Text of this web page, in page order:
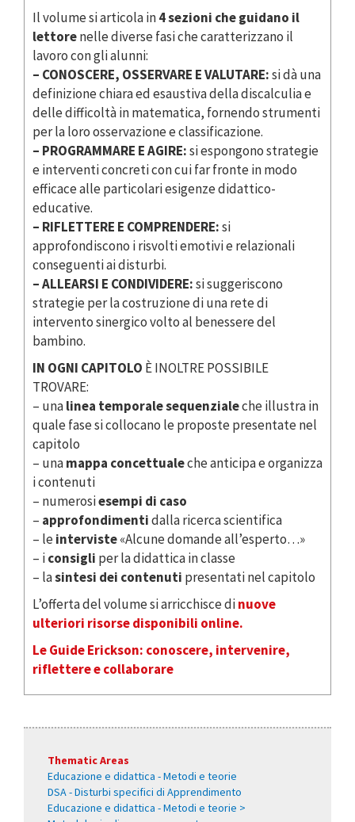
Il volume si articola in4 sezioni che guidano il
lettorenelle diverse fasi che caratterizzano il
lavoro con gli alunni:
– CONOSCERE, OSSERVARE E VALUTARE:si dà una
definizione chiara ed esaustiva della discalculia e
delle difficoltà in matematica, fornendo strumenti
per la loro osservazione e classificazione.
– PROGRAMMARE E AGIRE:si espongono strategie
e interventi concreti con cui far fronte in modo
efficace alle particolari esigenze didattico-
educative.
– RIFLETTERE E COMPRENDERE:si
approfondiscono i risvolti emotivi e relazionali
conseguenti ai disturbi.
– ALLEARSI E CONDIVIDERE:si suggeriscono
strategie per la costruzione di una rete di
intervento sinergico volto al benessere del
bambino.
IN OGNI CAPITOLO È INOLTRE POSSIBILE
TROVARE:
– unalinea temporale sequenzialeche illustra in
quale fase si collocano le proposte presentate nel
capitolo
– unamappa concettualeche anticipa e organizza
i contenuti
– numerosiesempi di caso
– approfondimentidalla ricerca scientifica
– leinterviste«Alcune domande all’esperto…»
– iconsigli per la didattica in classe
– lasintesi dei contenuti presentati nel capitolo
L’offerta del volume si arricchisce dinuove
ulteriori risorse disponibili online.
Le Guide Erickson: conoscere, intervenire,
riflettere e collaborare
Thematic Areas
Educazione e didattica - Metodi e teorie
DSA - Disturbi specifici di Apprendimento
Educazione e didattica - Metodi e teorie >